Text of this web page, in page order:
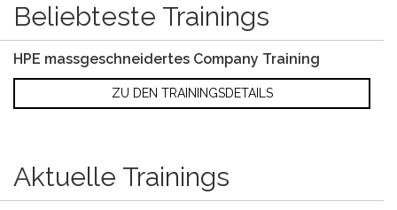
Beliebteste Trainings
HPE massgeschneidertes Company Training
ZU DEN TRAININGSDETAILS
Aktuelle Trainings